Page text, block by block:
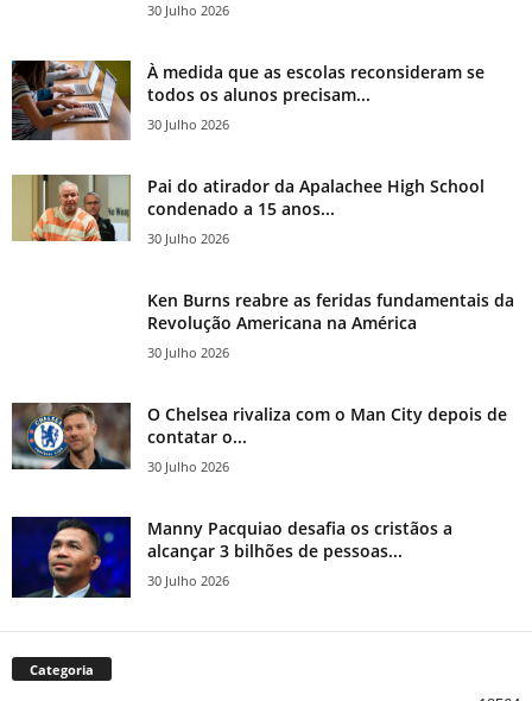
30 Julho 2026
À medida que as escolas reconsideram se
todos os alunos precisam...
30 Julho 2026
Pai do atirador da Apalachee High School
condenado a 15 anos...
30 Julho 2026
Ken Burns reabre as feridas fundamentais da
Revolução Americana na América
30 Julho 2026
O Chelsea rivaliza com o Man City depois de
contatar o...
30 Julho 2026
Manny Pacquiao desafia os cristãos a
alcançar 3 bilhões de pessoas...
30 Julho 2026
Categoria